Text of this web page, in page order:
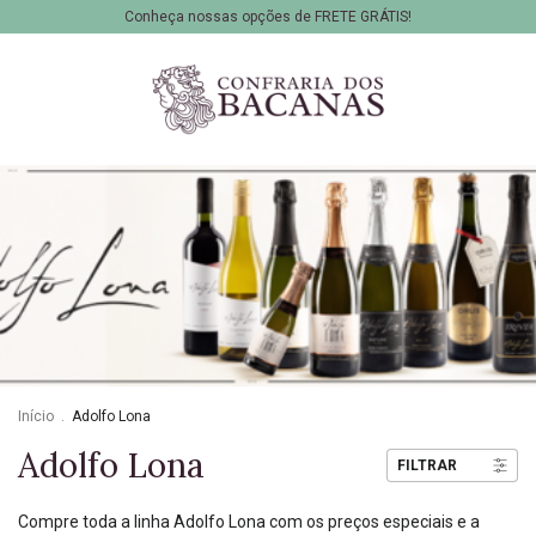
Conheça nossas opções de FRETE GRÁTIS!
Início . Adolfo Lona
Adolfo Lona FILTRAR
Compre toda a linha Adolfo Lona com os preços especiais e a